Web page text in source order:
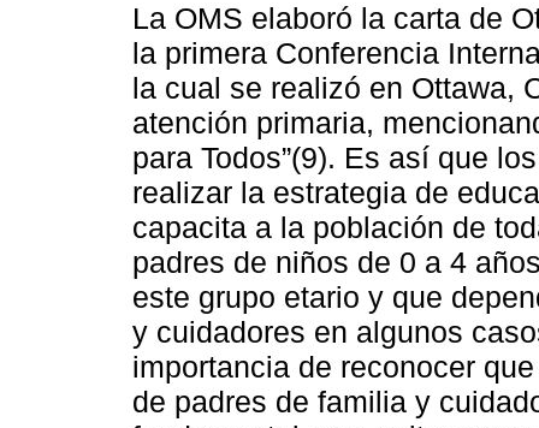
La OMS elaboró la carta de
la primera Conferencia
la cual se realizó en Ottawa,
atención primaria,
para Todos”(9). Es así que
realizar la estrategia de
capacita a la población de
padres de niños de 0 a 4
este grupo etario y que
y cuidadores en algunos
importancia de reconocer
de padres de familia y